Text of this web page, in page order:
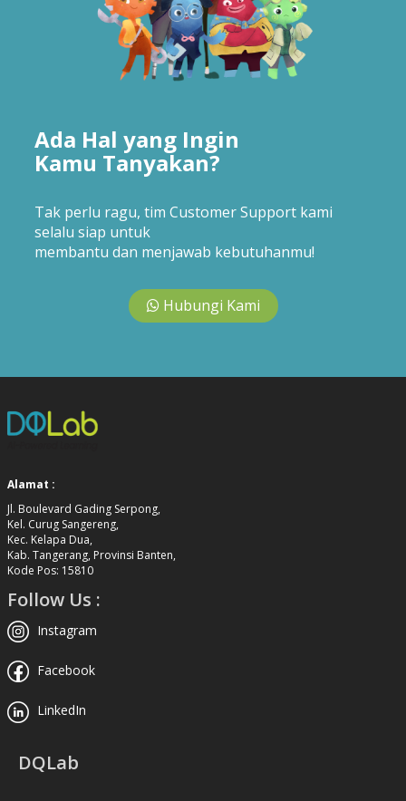
Ada Hal yang Ingin
Kamu Tanyakan?
Tak perlu ragu, tim Customer Support kami
selalu siap untuk
membantu dan menjawab kebutuhanmu!
Hubungi Kami
Alamat :
Jl. Boulevard Gading Serpong,
Kel. Curug Sangereng,
Kec. Kelapa Dua,
Kab. Tangerang, Provinsi Banten,
Kode Pos: 15810
Follow Us :
Instagram
Facebook
LinkedIn
DQLab